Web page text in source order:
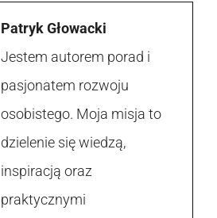
Patryk Głowacki
Jestem autorem porad i
pasjonatem rozwoju
osobistego. Moja misja to
dzielenie się wiedzą,
inspiracją oraz
praktycznymi